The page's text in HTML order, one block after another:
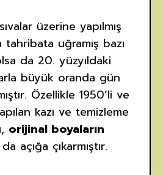
üzerine yapılmış
uğramış bazı
da 20. yüzyıldaki
büyük oranda gün
Özellikle 1950’li ve
kazı ve temizleme
orijinal boyaların
da açığa çıkarmıştır.